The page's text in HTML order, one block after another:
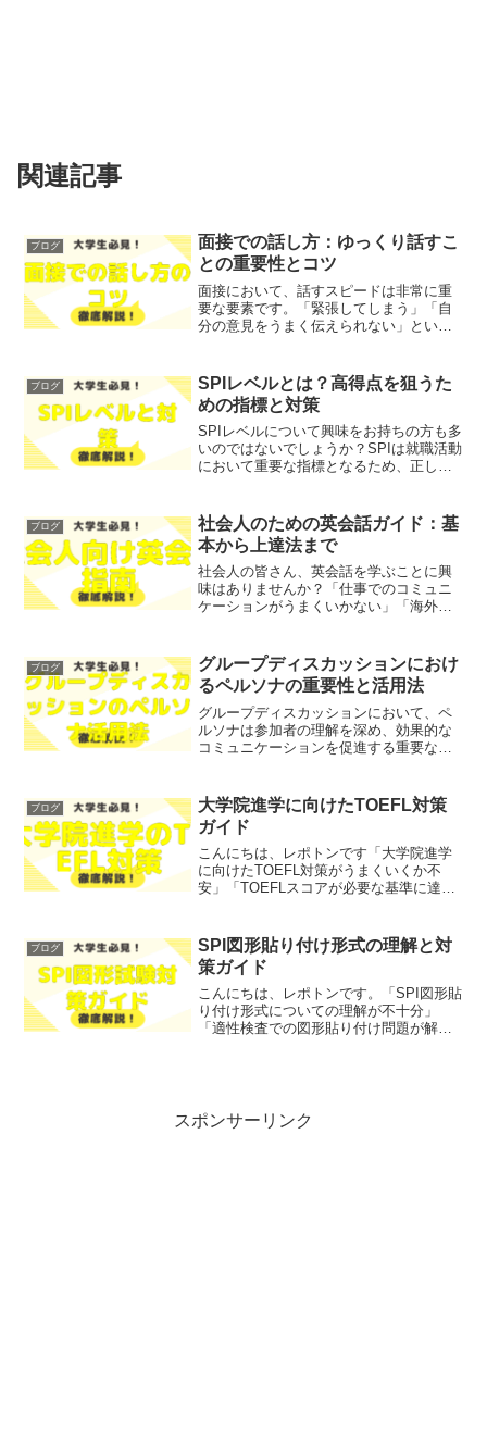
関連記事
ブログ
面接での話し方：ゆっくり話すこ
との重要性とコツ
面接において、話すスピードは非常に重
要な要素です。「緊張してしまう」「自
分の意見をうまく伝えられない」といっ
くり話すことの重要性とそのコツについ
て、わかりやすく解説しま...
ブログ
SPIレベルとは？高得点を狙うた
めの指標と対策
SPIレベルについて興味をお持ちの方も多
いのではないでしょうか？SPIは就職活動
において重要な指標となるため、正しい
の指標について、わかりやすく解説しま
す！レポトン...
ブログ
社会人のための英会話ガイド：基
本から上達法まで
社会人の皆さん、英会話を学ぶことに興
味はありませんか？「仕事でのコミュニ
ケーションがうまくいかない」「海外出
回は、社会人が英会話を学ぶ理由や効果
的な学習方法について、わ...
ブログ
グループディスカッションにおけ
るペルソナの重要性と活用法
グループディスカッションにおいて、ペ
ルソナは参加者の理解を深め、効果的な
コミュニケーションを促進する重要な要
あり、彼らのニーズや行動を考慮するこ
とで、より良い議論を生む...
ブログ
大学院進学に向けたTOEFL対策
ガイド
こんにちは、レポトンです「大学院進学
に向けたTOEFL対策がうまくいくか不
安」「TOEFLスコアが必要な基準に達す
TOEFL対策の重要性や効果的な学習法に
ついて、わかりや...
ブログ
SPI図形貼り付け形式の理解と対
策ガイド
こんにちは、レポトンです。「SPI図形貼
り付け形式についての理解が不十分」
「適性検査での図形貼り付け問題が解け
スポンサーリンク